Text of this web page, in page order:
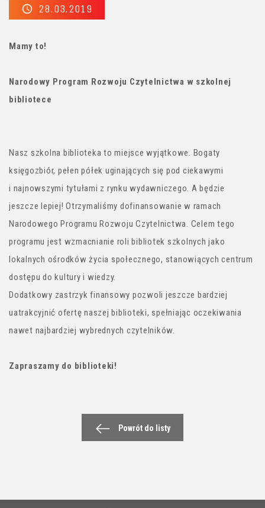
28.03.2019
Mamy to!
Narodowy Program Rozwoju Czytelnictwa w szkolnej
bibliotece
Nasz szkolna biblioteka to miejsce wyjątkowe. Bogaty
księgozbiór, pełen półek uginających się pod ciekawymi
i najnowszymi tytułami z rynku wydawniczego. A będzie
jeszcze lepiej! Otrzymaliśmy dofinansowanie w ramach
Narodowego Programu Rozwoju Czytelnictwa. Celem tego
programu jest wzmacnianie roli bibliotek szkolnych jako
lokalnych ośrodków życia społecznego, stanowiących centrum
dostępu do kultury i wiedzy.
Dodatkowy zastrzyk finansowy pozwoli jeszcze bardziej
uatrakcyjnić ofertę naszej biblioteki, spełniając oczekiwania
nawet najbardziej wybrednych czytelników.
Zapraszamy do biblioteki!
Powrót do listy